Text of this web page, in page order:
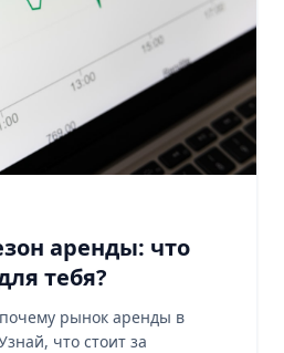
аренды: что
тебя?
рынок аренды в
что стоит за